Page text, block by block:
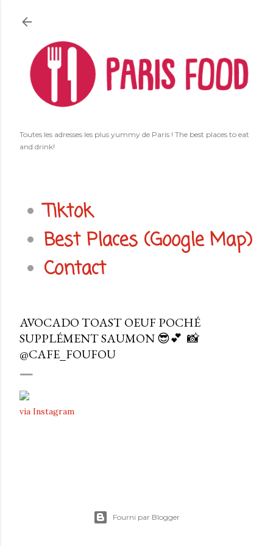
Accéder au contenu principal
Toutes les adresses les plus yummy de Paris ! The best places to eat
and drink!
Tiktok
Best Places (Google Map)
Contact
AVOCADO TOAST OEUF POCHÉ
SUPPLÉMENT SAUMON 😎💕⁠ ⁠ 📸
@CAFE_FOUFOU
via Instagram
Fourni par Blogger